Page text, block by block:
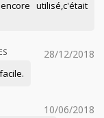
utilisé,c'était
28/12/2018
10/06/2018